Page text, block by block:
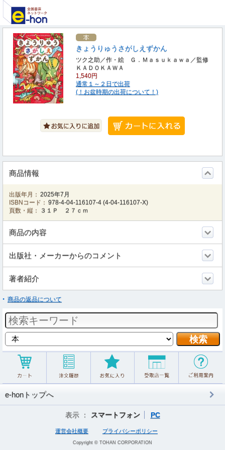
きょうりゅうさがしえずかん
ツク之助／作・絵 Ｇ．Ｍａｓｕｋａｗａ／監修
ＫＡＤＯＫＡＷＡ
1,540円
通常１～２日で出荷
(！お盆時期の出荷について！)
商品情報
出版年月： 2025年7月
ISBNコード： 978-4-04-116107-4 (4-04-116107-X)
頁数・縦：
３１Ｐ ２７ｃｍ
商品の内容
出版社・メーカーからのコメント
著者紹介
商品の返品について
e-honトップへ
表示 ： スマートフォン PC
運営会社概要 プライバシーポリシー
Copyright © TOHAN CORPORATION